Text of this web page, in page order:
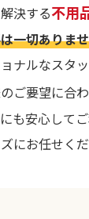
決する不用
一切ありま
ナルなスタ
ご要望に合
も安心してご
にお任せく